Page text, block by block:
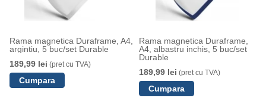
Rama magnetica Duraframe, A4,
argintiu, 5 buc/set Durable
189,99 lei (pret cu TVA)
Rama magnetica Duraframe,
A4, albastru inchis, 5 buc/set
Durable
189,99 lei (pret cu TVA)